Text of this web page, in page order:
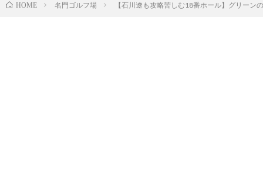
HOME 名門ゴルフ場 【石川遼も攻略苦しむ18番ホール】グリーン